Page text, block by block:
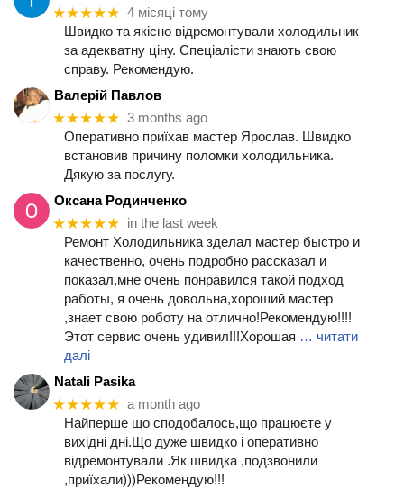
★★★★★ 4 місяці тому
Швидко та якісно відремонтували холодильник
за адекватну ціну. Спеціалісти знають свою
справу. Рекомендую.
Валерій Павлов
★★★★★ 3 months ago
Оперативно приїхав мастер Ярослав. Швидко
встановив причину поломки холодильника.
Дякую за послугу.
Оксана Родинченко
★★★★★ in the last week
Ремонт Холодильника зделал мастер быстро и
качественно, очень подробно рассказал и
показал,мне очень понравился такой подход
работы, я очень довольна,хороший мастер
,знает свою роботу на отлично!Рекомендую!!!!
Этот сервис очень удивил!!!Хорошая … читати
далі
Natali Pasika
★★★★★ a month ago
Найперше що сподобалось,що працюєте у
вихідні дні.Що дуже швидко і оперативно
відремонтували .Як швидка ,подзвонили
,приїхали)))Рекомендую!!!